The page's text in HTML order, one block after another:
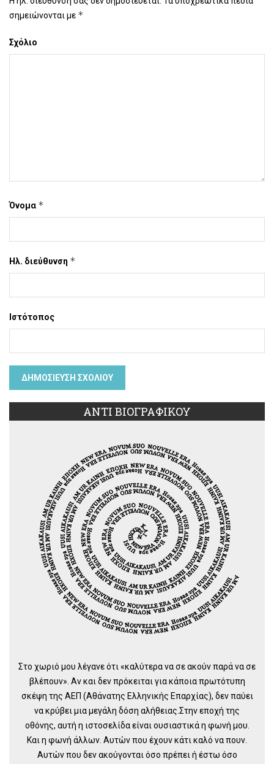
σημειώνονται με *
Σχόλιο
Όνομα *
Ηλ. διεύθυνση *
Ιστότοπος
ΑΝΤΙ ΒΙΟΓΡΑΦΙΚΟΥ
Στο χωριό μου λέγανε ότι «καλύτερα να σε ακούν παρά να σε
βλέπουν». Αν και δεν πρόκειται για κάποια πρωτότυπη
σκέψη της ΑΕΠ (Αθάνατης Ελληνικής Επαρχίας), δεν παύει
να κρύβει μια μεγάλη δόση αλήθειας.Στην εποχή της
οθόνης, αυτή η ιστοσελίδα είναι ουσιαστικά η φωνή μου.
Και η φωνή άλλων. Αυτών που έχουν κάτι καλό να πουν.
Αυτών που δεν ακούγονται όσο πρέπει ή έστω όσο